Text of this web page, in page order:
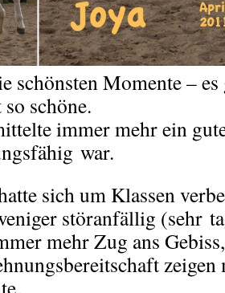
schönsten Momente –
schöne.
immer mehr ein
war.
sich um Klassen
störanfällig (sehr
mehr Zug ans